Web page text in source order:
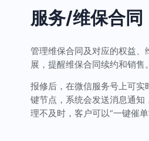
服务/维保合同
管理维保合同及对应的权益、
展，提醒维保合同续约和销售。
报修后，在微信服务号上可实
键节点，系统会发送消息通知
理不及时，客户可以“一键催单